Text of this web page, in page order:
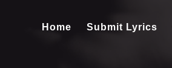
Home Submit Lyrics